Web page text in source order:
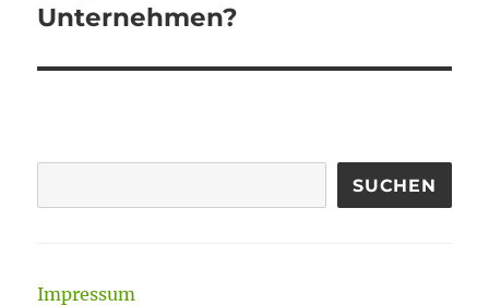
Beitrag:
Unternehmen?
SUCHEN
Impressum